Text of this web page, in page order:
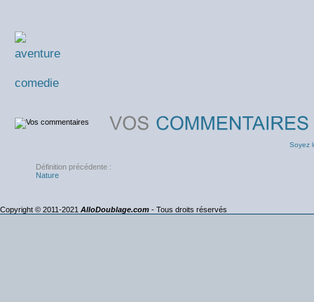
aventure
comedie
Soyez
Définition précédente :
Nature
Copyright © 2011-2021 AlloDoublage.com - Tous droits réservés